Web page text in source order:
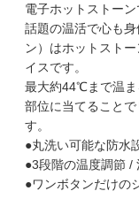
電子ホットストーン
話題の温活で心も
ン）はホットスト
イスです。
最大約44℃まで温ま
部位に当てること
す。
●丸洗い可能な防水
●3段階の温度調節 /
●ワンボタンだけの